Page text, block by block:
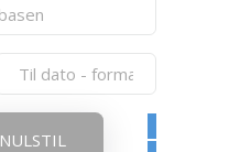
NULSTIL